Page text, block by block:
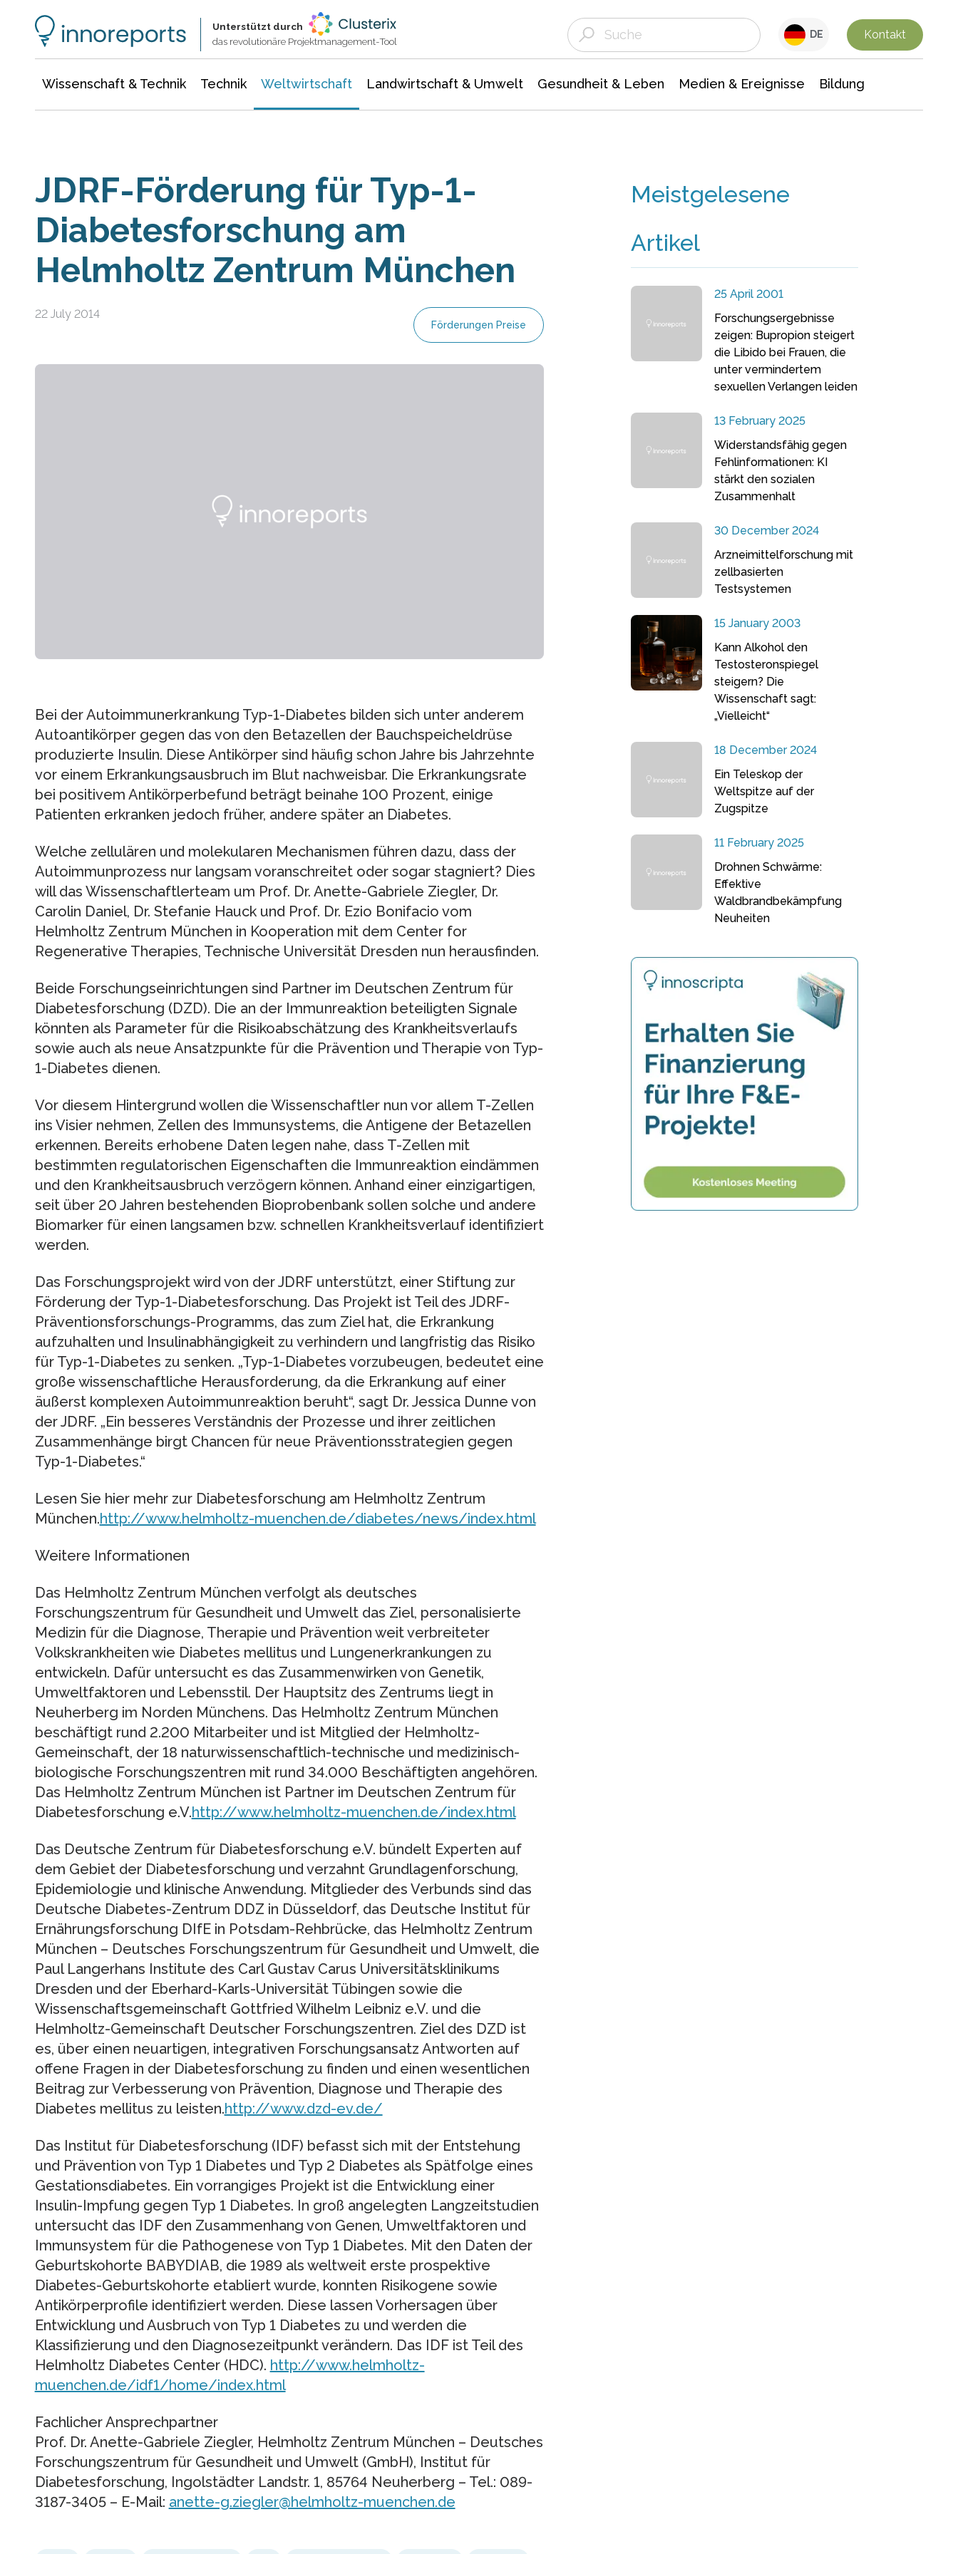
Unterstützt durch
das revolutionäre Projektmanagement-Tool
DE Kontakt
Wissenschaft & Technik Technik Weltwirtschaft Landwirtschaft & Umwelt Gesundheit & Leben Medien & Ereignisse Bildung
JDRF-Förderung für Typ-1-
Diabetesforschung am
Helmholtz Zentrum München
22 July 2014
Förderungen Preise
Bei der Autoimmunerkrankung Typ-1-Diabetes bilden sich unter anderem
Autoantikörper gegen das von den Betazellen der Bauchspeicheldrüse
produzierte Insulin. Diese Antikörper sind häufig schon Jahre bis Jahrzehnte
vor einem Erkrankungsausbruch im Blut nachweisbar. Die Erkrankungsrate
bei positivem Antikörperbefund beträgt beinahe 100 Prozent, einige
Patienten erkranken jedoch früher, andere später an Diabetes.
Welche zellulären und molekularen Mechanismen führen dazu, dass der
Autoimmunprozess nur langsam voranschreitet oder sogar stagniert? Dies
will das Wissenschaftlerteam um Prof. Dr. Anette-Gabriele Ziegler, Dr.
Carolin Daniel, Dr. Stefanie Hauck und Prof. Dr. Ezio Bonifacio vom
Helmholtz Zentrum München in Kooperation mit dem Center for
Regenerative Therapies, Technische Universität Dresden nun herausfinden.
Beide Forschungseinrichtungen sind Partner im Deutschen Zentrum für
Diabetesforschung (DZD). Die an der Immunreaktion beteiligten Signale
könnten als Parameter für die Risikoabschätzung des Krankheitsverlaufs
sowie auch als neue Ansatzpunkte für die Prävention und Therapie von Typ-
1-Diabetes dienen.
Vor diesem Hintergrund wollen die Wissenschaftler nun vor allem T-Zellen
ins Visier nehmen, Zellen des Immunsystems, die Antigene der Betazellen
erkennen. Bereits erhobene Daten legen nahe, dass T-Zellen mit
bestimmten regulatorischen Eigenschaften die Immunreaktion eindämmen
und den Krankheitsausbruch verzögern können. Anhand einer einzigartigen,
seit über 20 Jahren bestehenden Bioprobenbank sollen solche und andere
Biomarker für einen langsamen bzw. schnellen Krankheitsverlauf identifiziert
werden.
Das Forschungsprojekt wird von der JDRF unterstützt, einer Stiftung zur
Förderung der Typ-1-Diabetesforschung. Das Projekt ist Teil des JDRF-
Präventionsforschungs-Programms, das zum Ziel hat, die Erkrankung
aufzuhalten und Insulinabhängigkeit zu verhindern und langfristig das Risiko
für Typ-1-Diabetes zu senken. „Typ-1-Diabetes vorzubeugen, bedeutet eine
große wissenschaftliche Herausforderung, da die Erkrankung auf einer
äußerst komplexen Autoimmunreaktion beruht“, sagt Dr. Jessica Dunne von
der JDRF. „Ein besseres Verständnis der Prozesse und ihrer zeitlichen
Zusammenhänge birgt Chancen für neue Präventionsstrategien gegen
Typ-1-Diabetes.“
Lesen Sie hier mehr zur Diabetesforschung am Helmholtz Zentrum
München.http://www.helmholtz-muenchen.de/diabetes/news/index.html
Weitere Informationen
Das Helmholtz Zentrum München verfolgt als deutsches
Forschungszentrum für Gesundheit und Umwelt das Ziel, personalisierte
Medizin für die Diagnose, Therapie und Prävention weit verbreiteter
Volkskrankheiten wie Diabetes mellitus und Lungenerkrankungen zu
entwickeln. Dafür untersucht es das Zusammenwirken von Genetik,
Umweltfaktoren und Lebensstil. Der Hauptsitz des Zentrums liegt in
Neuherberg im Norden Münchens. Das Helmholtz Zentrum München
beschäftigt rund 2.200 Mitarbeiter und ist Mitglied der Helmholtz-
Gemeinschaft, der 18 naturwissenschaftlich-technische und medizinisch-
biologische Forschungszentren mit rund 34.000 Beschäftigten angehören.
Das Helmholtz Zentrum München ist Partner im Deutschen Zentrum für
Diabetesforschung e.V.http://www.helmholtz-muenchen.de/index.html
Das Deutsche Zentrum für Diabetesforschung e.V. bündelt Experten auf
dem Gebiet der Diabetesforschung und verzahnt Grundlagenforschung,
Epidemiologie und klinische Anwendung. Mitglieder des Verbunds sind das
Deutsche Diabetes-Zentrum DDZ in Düsseldorf, das Deutsche Institut für
Ernährungsforschung DIfE in Potsdam-Rehbrücke, das Helmholtz Zentrum
München – Deutsches Forschungszentrum für Gesundheit und Umwelt, die
Paul Langerhans Institute des Carl Gustav Carus Universitätsklinikums
Dresden und der Eberhard-Karls-Universität Tübingen sowie die
Wissenschaftsgemeinschaft Gottfried Wilhelm Leibniz e.V. und die
Helmholtz-Gemeinschaft Deutscher Forschungszentren. Ziel des DZD ist
es, über einen neuartigen, integrativen Forschungsansatz Antworten auf
offene Fragen in der Diabetesforschung zu finden und einen wesentlichen
Beitrag zur Verbesserung von Prävention, Diagnose und Therapie des
Diabetes mellitus zu leisten.http://www.dzd-ev.de/
Das Institut für Diabetesforschung (IDF) befasst sich mit der Entstehung
und Prävention von Typ 1 Diabetes und Typ 2 Diabetes als Spätfolge eines
Gestationsdiabetes. Ein vorrangiges Projekt ist die Entwicklung einer
Insulin-Impfung gegen Typ 1 Diabetes. In groß angelegten Langzeitstudien
untersucht das IDF den Zusammenhang von Genen, Umweltfaktoren und
Immunsystem für die Pathogenese von Typ 1 Diabetes. Mit den Daten der
Geburtskohorte BABYDIAB, die 1989 als weltweit erste prospektive
Diabetes-Geburtskohorte etabliert wurde, konnten Risikogene sowie
Antikörperprofile identifiziert werden. Diese lassen Vorhersagen über
Entwicklung und Ausbruch von Typ 1 Diabetes zu und werden die
Klassifizierung und den Diagnosezeitpunkt verändern. Das IDF ist Teil des
Helmholtz Diabetes Center (HDC). http://www.helmholtz-
muenchen.de/idf1/home/index.html
Fachlicher Ansprechpartner
Prof. Dr. Anette-Gabriele Ziegler, Helmholtz Zentrum München – Deutsches
Forschungszentrum für Gesundheit und Umwelt (GmbH), Institut für
Diabetesforschung, Ingolstädter Landstr. 1, 85764 Neuherberg – Tel.: 089-
3187-3405 – E-Mail: anette-g.ziegler@helmholtz-muenchen.de
Meistgelesene
Artikel
25 April 2001
Forschungsergebnisse
zeigen: Bupropion steigert
die Libido bei Frauen, die
unter vermindertem
sexuellen Verlangen leiden
13 February 2025
Widerstandsfähig gegen
Fehlinformationen: KI
stärkt den sozialen
Zusammenhalt
30 December 2024
Arzneimittelforschung mit
zellbasierten
Testsystemen
15 January 2003
Kann Alkohol den
Testosteronspiegel
steigern? Die
Wissenschaft sagt:
„Vielleicht“
18 December 2024
Ein Teleskop der
Weltspitze auf der
Zugspitze
11 February 2025
Drohnen Schwärme:
Effektive
Waldbrandbekämpfung
Neuheiten